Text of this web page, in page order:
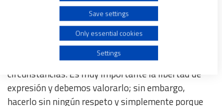
Ningún rasgo de empatía y falta de tacto para
expresar su desacuerdo, creo que estuvo muy fuera
de lugar el comentario, además de desafortunado,
en cuanto a externar su opinión en esas
circunstancias. Es muy importante la libertad de
expresión y debemos valorarlo; sin embargo,
hacerlo sin ningún respeto y simplemente porque
Create profiles for personalised advertising
Use profiles to select personalised advertising
Create profiles to personalise content
Save settings
Only essential cookies
Settings